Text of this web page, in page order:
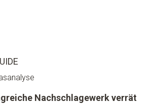
Nachschlagewerk verrät